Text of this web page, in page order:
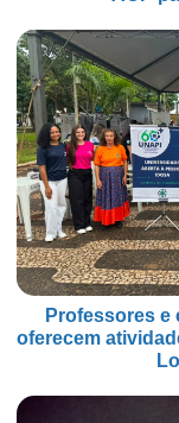
Professores e
oferecem